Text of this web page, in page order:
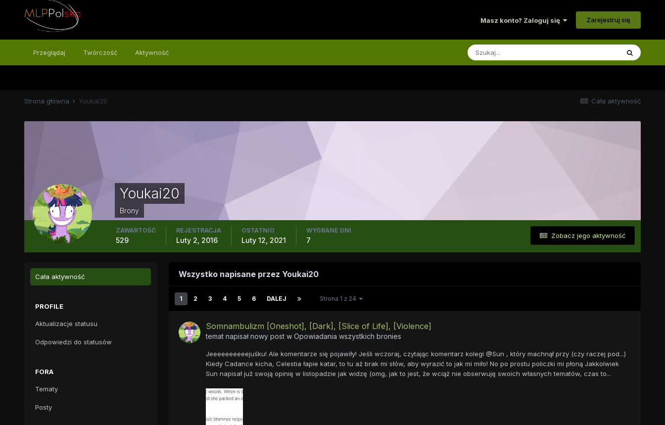
Masz konto? Zaloguj się Zarejestruj się
Przeglądaj Twórczość Aktywność
Cała aktywność
Strona główna Youkai20
Youkai20
Brony
Zobacz jego aktywność
ZAWARTOŚĆ
529
REJESTRACJA
Luty 2, 2016
OSTATNIO
Luty 12, 2021
WYGRANE DNI
7
Cała aktywność
PROFILE
Aktualizacje statusu
Odpowiedzi do statusów
FORA
Tematy
Posty
Wszystko napisane przez Youkai20
1 2 3 4 5 6 DALEJ Strona 1 z 24
Somnambulizm [Oneshot], [Dark], [Slice of Life], [Violence]
temat napisał nowy post w Opowiadania wszystkich bronies
Jeeeeeeeeeejuśku! Ale komentarze się pojawiły! Jeśli wczoraj, czytając komentarz kolegi @Sun , który machnął przy (czy raczej pod...)
Kiedy Cadance kicha, Celestia łapie katar, to tu aż brak mi słów, aby wyrazić to jak mi miło! No po prostu policzki mi płoną Jakkolwiek
Sun napisał już swoją opinię w listopadzie jak widzę (omg, jak to jest, że wciąż nie obserwuję swoich własnych tematów, czas to...